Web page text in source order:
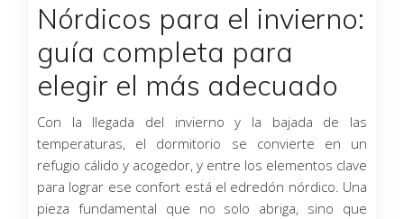
Nórdicos para el invierno:
guía completa para
elegir el más adecuado
Con la llegada del invierno y la bajada de las
temperaturas, el dormitorio se convierte en un
refugio cálido y acogedor, y entre los elementos clave
para lograr ese confort está el edredón nórdico. Una
pieza fundamental que no solo abriga, sino que